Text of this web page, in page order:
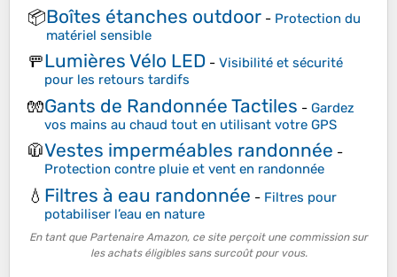
📦Boîtes étanches outdoor - Protection du
matériel sensible
🚥Lumières Vélo LED - Visibilité et sécurité
pour les retours tardifs
🧤Gants de Randonnée Tactiles - Gardez
vos mains au chaud tout en utilisant votre GPS
🧥Vestes imperméables randonnée -
Protection contre pluie et vent en randonnée
💧 Filtres à eau randonnée - Filtres pour
potabiliser l’eau en nature
En tant que Partenaire Amazon, ce site perçoit une commission sur
les achats éligibles sans surcoût pour vous.